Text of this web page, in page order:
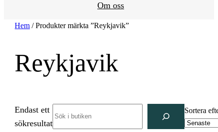
Om oss
Hem / Produkter märkta ”Reykjavik”
Reykjavik
Endast ett
sökresultat
Sortera